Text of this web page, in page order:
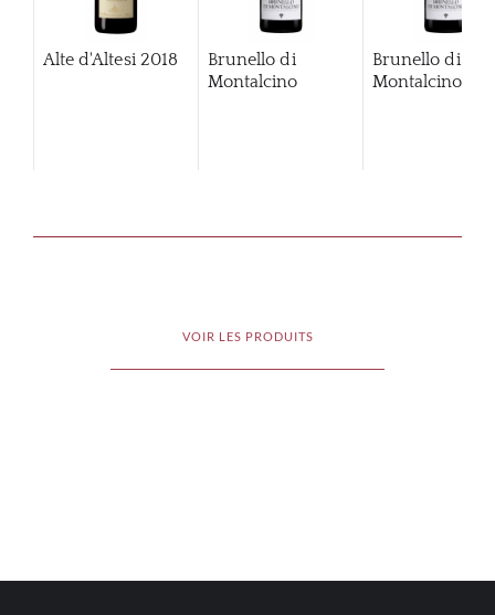
Alte d'Altesi 2018
Brunello di
Montalcino
Brunello di
Montalcino
VOIR LES PRODUITS